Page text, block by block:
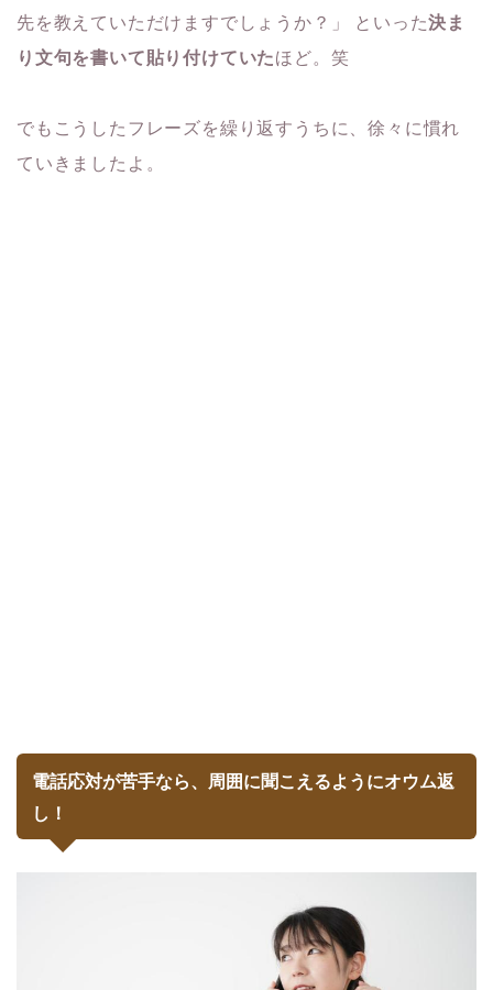
先を教えていただけますでしょうか？」 といった決ま
り文句を書いて貼り付けていたほど。笑
でもこうしたフレーズを繰り返すうちに、徐々に慣れ
ていきましたよ。
電話応対が苦手なら、周囲に聞こえるようにオウム返
し！